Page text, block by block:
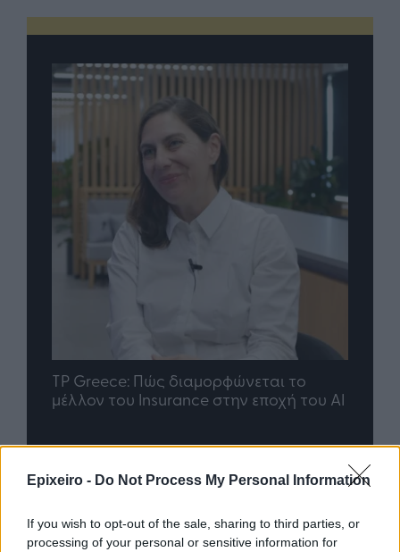
Epixeiro - Do Not Process My Personal Information
If you wish to opt-out of the sale, sharing to third parties, or
processing of your personal or sensitive information for
TP Greece: Πώς διαμορφώνεται το
μέλλον του Insurance στην εποχή του AI
Advertorial